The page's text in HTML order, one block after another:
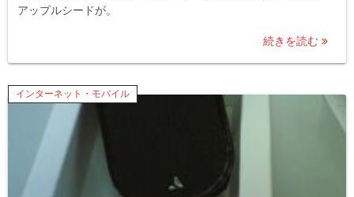
アップルシードが。
続きを読む
インターネット・モバイル